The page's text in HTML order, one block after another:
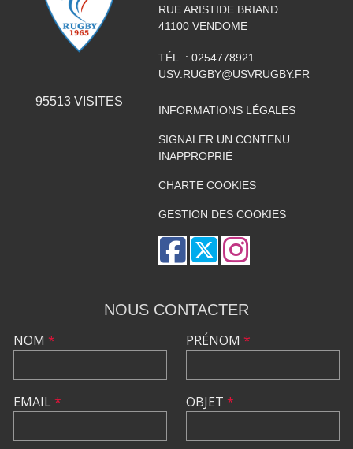
95513VISITES
RUE ARISTIDE BRIAND
41100 VENDOME
TÉL. : 0254778921
USV.RUGBY@USVRUGBY.FR
INFORMATIONS LÉGALES
SIGNALER UN CONTENU
INAPPROPRIÉ
CHARTE COOKIES
GESTION DES COOKIES
NOUS CONTACTER
NOM *
EMAIL*
PRÉNOM *
OBJET *